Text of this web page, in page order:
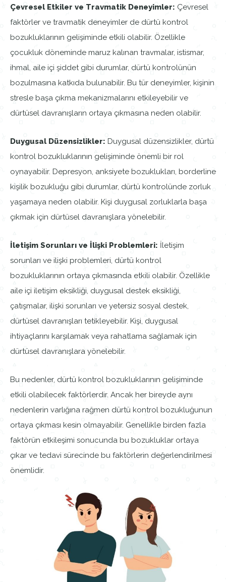
Çevresel Etkiler ve Travmatik Deneyimler: Çevresel
faktörler ve travmatik deneyimler de dürtü kontrol
bozukluklarının gelişiminde etkili olabilir. Özellikle
çocukluk döneminde maruz kalınan travmalar, istismar,
ihmal, aile içi şiddet gibi durumlar, dürtü kontrolünün
bozulmasına katkıda bulunabilir. Bu tür deneyimler, kişinin
stresle başa çıkma mekanizmalarını etkileyebilir ve
dürtüsel davranışların ortaya çıkmasına neden olabilir.
Duygusal Düzensizlikler: Duygusal düzensizlikler, dürtü
kontrol bozukluklarının gelişiminde önemli bir rol
oynayabilir. Depresyon, anksiyete bozuklukları, borderline
kişilik bozukluğu gibi durumlar, dürtü kontrolünde zorluk
yaşamaya neden olabilir. Kişi duygusal zorluklarla başa
çıkmak için dürtüsel davranışlara yönelebilir.
İletişim Sorunları ve İlişki Problemleri: İletişim
sorunları ve ilişki problemleri, dürtü kontrol
bozukluklarının ortaya çıkmasında etkili olabilir. Özellikle
aile içi iletişim eksikliği, duygusal destek eksikliği,
çatışmalar, ilişki sorunları ve yetersiz sosyal destek,
dürtüsel davranışları tetikleyebilir. Kişi, duygusal
ihtiyaçlarını karşılamak veya rahatlama sağlamak için
dürtüsel davranışlara yönelebilir.
Bu nedenler, dürtü kontrol bozukluklarının gelişiminde
etkili olabilecek faktörlerdir. Ancak her bireyde aynı
nedenlerin varlığına rağmen dürtü kontrol bozukluğunun
ortaya çıkması kesin olmayabilir. Genellikle birden fazla
faktörün etkileşimi sonucunda bu bozukluklar ortaya
çıkar ve tedavi sürecinde bu faktörlerin değerlendirilmesi
önemlidir.